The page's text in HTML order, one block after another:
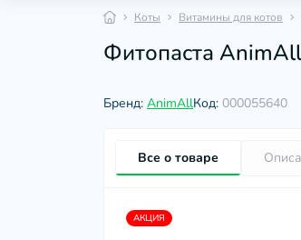
Коты Витамины для котов
Фитопаста
Бренд: AnimAllКод: 000055640
Все о товаре
АКЦИЯ